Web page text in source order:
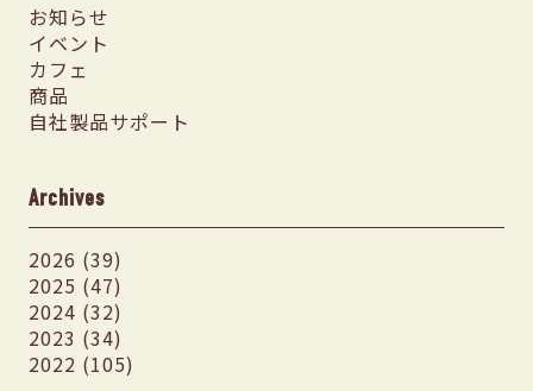
お知らせ
イベント
カフェ
商品
自社製品サポート
Archives
2026 (39)
2025 (47)
2024 (32)
2023 (34)
2022 (105)